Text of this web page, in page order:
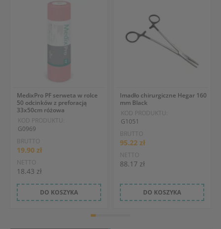
MedixPro PF serweta w rolce
50 odcinków z preforacją
33x50cm różowa
KOD PRODUKTU:
G0969
BRUTTO
19.90 zł
NETTO
18.43 zł
DO KOSZYKA
Imadło chirurgiczne Hegar 160
mm Black
KOD PRODUKTU:
G1051
BRUTTO
95.22 zł
NETTO
88.17 zł
DO KOSZYKA